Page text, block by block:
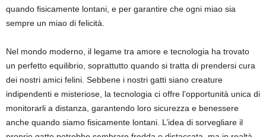
quando fisicamente lontani, e per garantire che ogni miao sia
sempre un miao di felicità.
Nel mondo moderno, il legame tra amore e tecnologia ha trovato
un perfetto equilibrio, soprattutto quando si tratta di prendersi cura
dei nostri amici felini. Sebbene i nostri gatti siano creature
indipendenti e misteriose, la tecnologia ci offre l’opportunità unica di
monitorarli a distanza, garantendo loro sicurezza e benessere
anche quando siamo fisicamente lontani. L’idea di sorvegliare il